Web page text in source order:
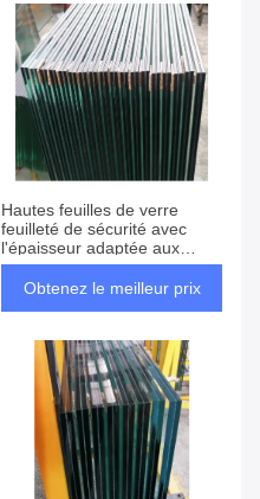
Hautes feuilles de verre
feuilleté de sécurité avec
l'épaisseur adaptée aux
besoins du client par couche
intermédiaire de PVB
Obtenez le meilleur prix